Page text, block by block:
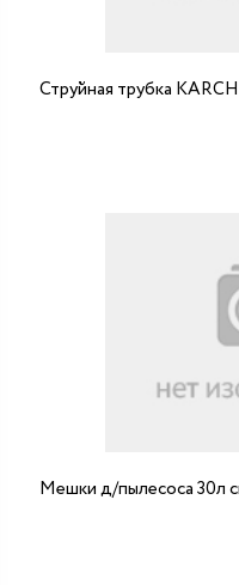
Струйная трубка
Мешки д/пылесоса 30л